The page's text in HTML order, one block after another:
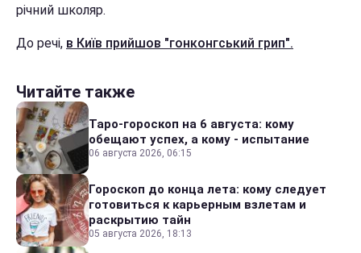
річний школяр.
До речі, в Київ прийшов "гонконгський грип".
Читайте также
Таро-гороскоп на 6 августа: кому
обещают успех, а кому - испытание
06 августа 2026, 06:15
Гороскоп до конца лета: кому следует
готовиться к карьерным взлетам и
раскрытию тайн
05 августа 2026, 18:13